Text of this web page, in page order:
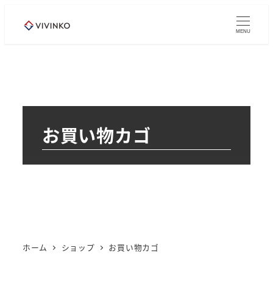
MENU
お買い物カゴ
ホーム ショップ お買い物カゴ